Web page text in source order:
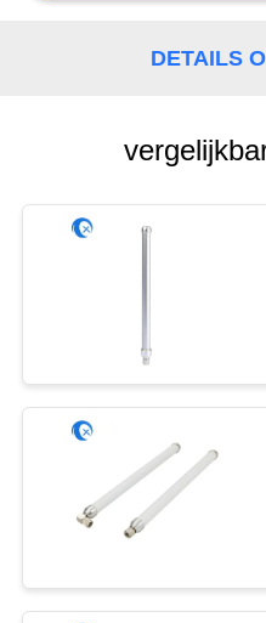
DETAILS